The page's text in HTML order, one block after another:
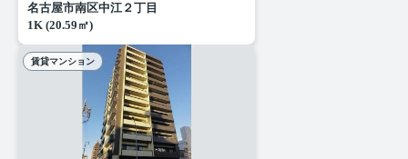
名古屋市南区中江２丁目
1K (20.59㎡)
賃貸マンション